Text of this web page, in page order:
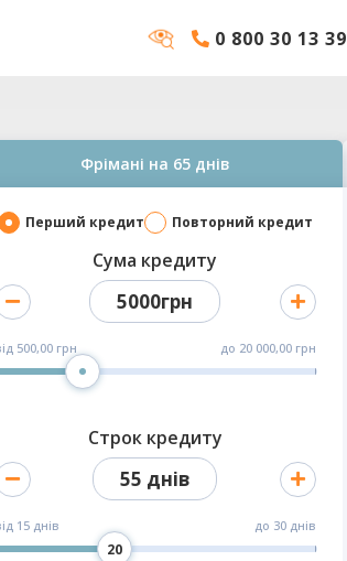
0 800 30 13 39
Фрімані на 65 днів
Перший кредит Повторний кредит
Сума кредиту
5000грн
500,00 грн до 20 000,00 грн
Строк кредиту
55 днів
15 днів до 30 днів